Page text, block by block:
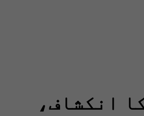
انکشاف،